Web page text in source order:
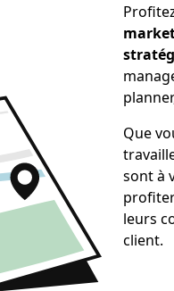
Que
sont à
leurs
client.